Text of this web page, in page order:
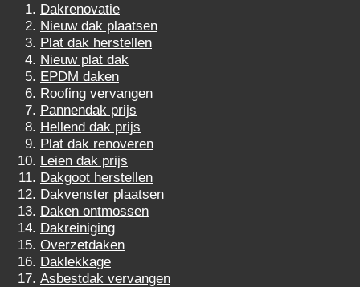
Dakrenovatie
Nieuw dak plaatsen
Plat dak herstellen
Nieuw plat dak
EPDM daken
Roofing vervangen
Pannendak prijs
Hellend dak prijs
Plat dak renoveren
Leien dak prijs
Dakgoot herstellen
Dakvenster plaatsen
Daken ontmossen
Dakreiniging
Overzetdaken
Daklekkage
Asbestdak vervangen